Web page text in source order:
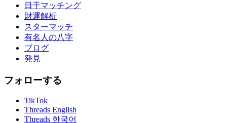
日干マッチング
財運解析
スターマッチ
有名人の八字
ブログ
発見
フォローする
TikTok
Threads English
Threads 한국어